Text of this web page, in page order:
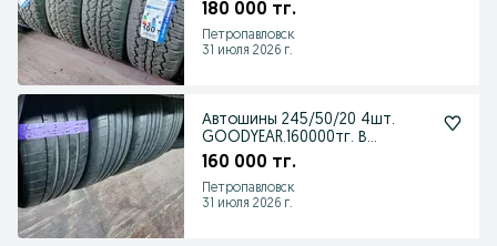
180 000 тг.
Петропавловск
31 июля 2026 г.
Автошины 245/50/20 4шт.
GOODYEAR.160000тг. В
отличном состоянии
160 000 тг.
Петропавловск
31 июля 2026 г.